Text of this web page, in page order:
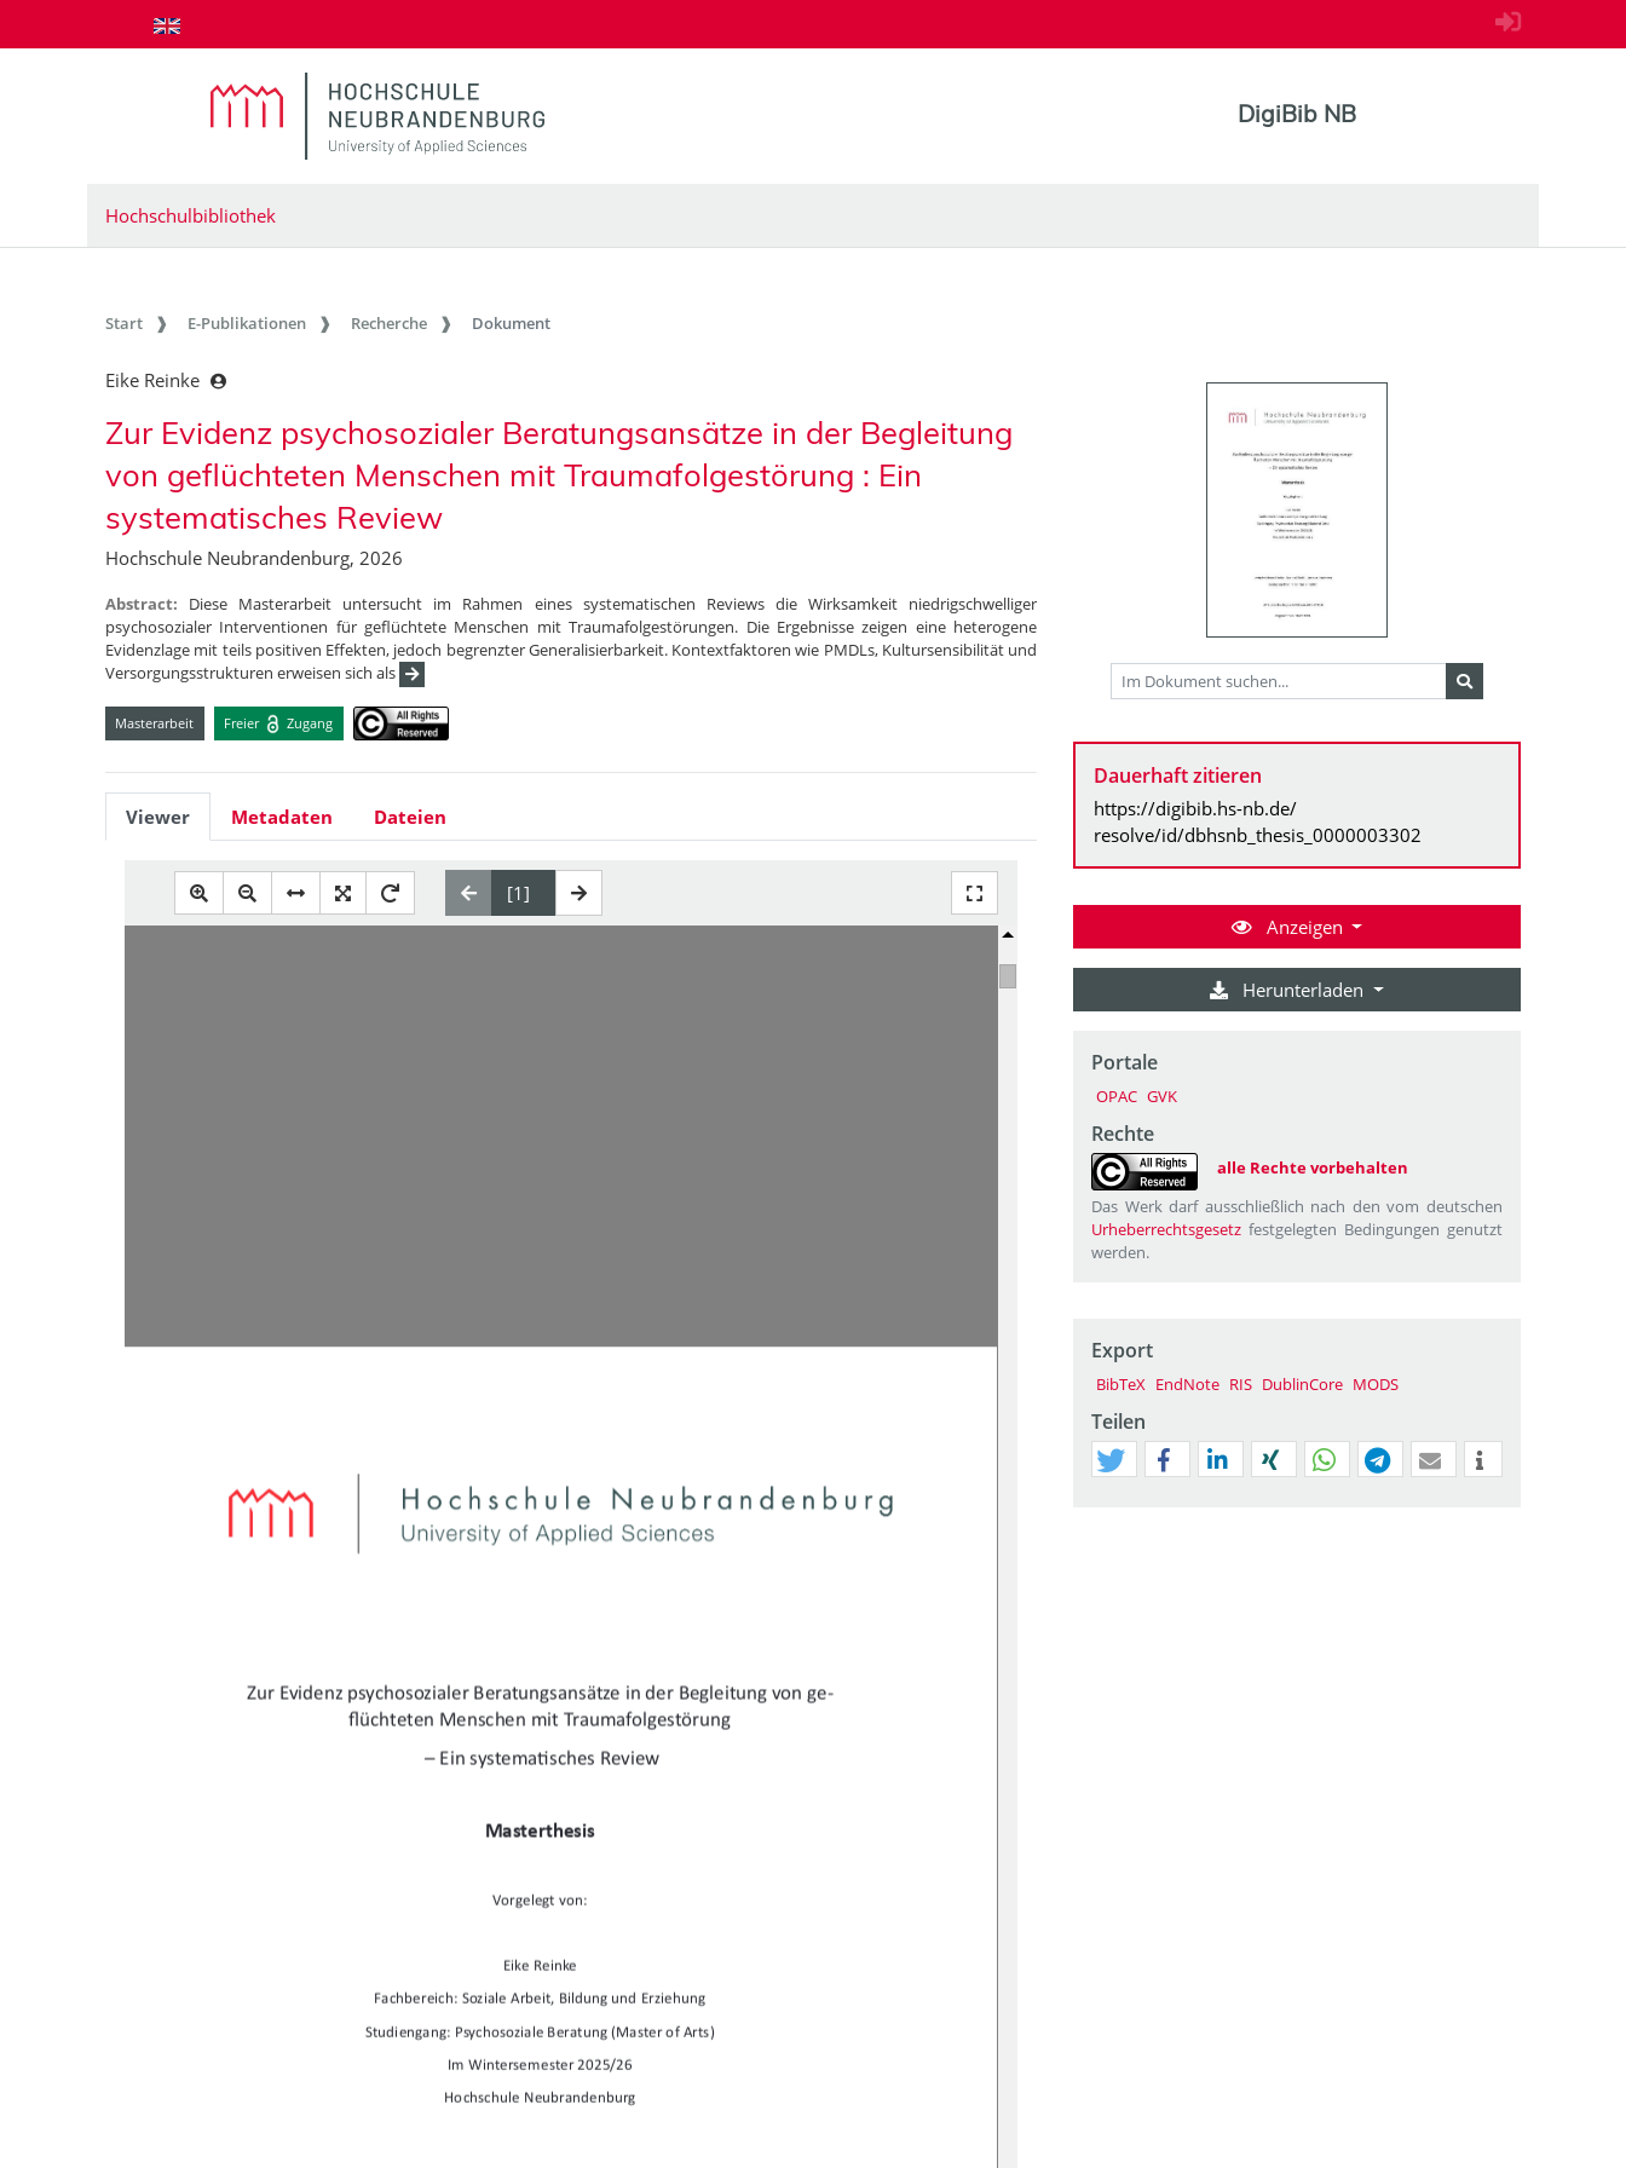
zum Inhalt springen
DigiBib NB
Hochschulbibliothek
Start E-Publikationen Recherche Dokument
Eike Reinke
Zur Evidenz psychosozialer Beratungsansätze in der Begleitung
von geflüchteten Menschen mit Traumafolgestörung : Ein
systematisches Review
Hochschule Neubrandenburg, 2026
Abstract: Diese Masterarbeit untersucht im Rahmen eines systematischen Reviews die Wirksamkeit niedrigschwelliger
psychosozialer Interventionen für geflüchtete Menschen mit Traumafolgestörungen. Die Ergebnisse zeigen eine heterogene
Evidenzlage mit teils positiven Effekten, jedoch begrenzter Generalisierbarkeit. Kontextfaktoren wie PMDLs, Kultursensibilität und
Versorgungsstrukturen erweisen sich als
Masterarbeit Freier Zugang
Viewer Metadaten Dateien
Zur Evidenz psychosozialer Beratungsansätze in der Begleitung von ge-
flüchteten Menschen mit Traumafolgestörung
– Ein systemaƟsches Review
Masterthesis
Vorgelegt von:
Eike Reinke
Fachbereich: Soziale Arbeit, Bildung und Erziehung
Studiengang: Psychosoziale Beratung (Master of Arts)
Im Wintersemester 2025/26
Hochschule Neubrandenburg
Dauerhaft zitieren
https://digibib.hs-nb.de/
resolve/id/dbhsnb_thesis_0000003302
Anzeigen
Herunterladen
Portale
OPAC GVK
Rechte
alle Rechte vorbehalten
Das Werk darf ausschließlich nach den vom deutschen
Urheberrechtsgesetz festgelegten Bedingungen genutzt
werden.
Export
BibTeX EndNote RIS DublinCore MODS
Teilen